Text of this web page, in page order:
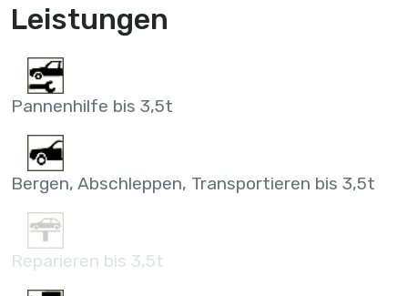
Leistungen
Pannenhilfe bis 3,5t
Bergen, Abschleppen, Transportieren bis 3,5t
Reparieren bis 3,5t